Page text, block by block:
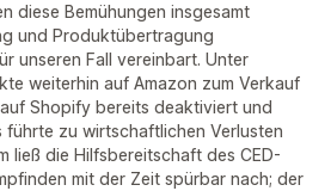
diese Bemühungen insgesamt
und Produktübertragung
unseren Fall vereinbart. Unter
weiterhin auf Amazon zum Verkauf
Shopify bereits deaktiviert und
führte zu wirtschaftlichen Verlusten
ließ die Hilfsbereitschaft des CED-
mit der Zeit spürbar nach; der